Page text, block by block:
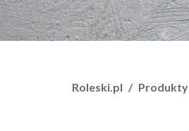
Roleski.pl Produkty